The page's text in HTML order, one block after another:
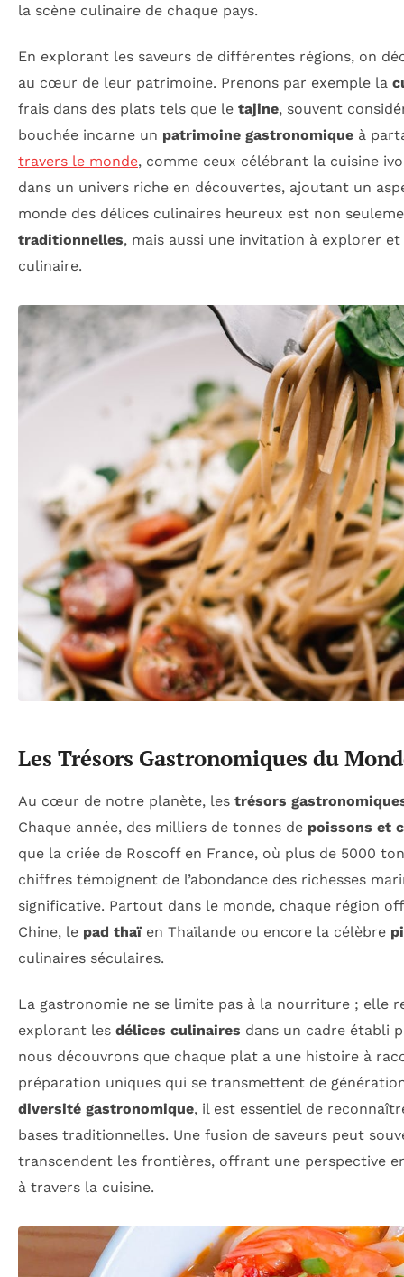
la scène culinaire de chaque pays.
En explorant les saveurs de différentes régions, on
au cœur de leur patrimoine. Prenons par exemple la
frais dans des plats tels que le tajine, souvent
bouchée incarne un patrimoine gastronomique à
travers le monde, comme ceux célébrant la cuisine
dans un univers riche en découvertes, ajoutant un
monde des délices culinaires heureux est non
traditionnelles, mais aussi une invitation à explorer
culinaire.
Les Trésors Gastronomiques du
Au cœur de notre planète, les trésors
Chaque année, des milliers de tonnes de poissons et
que la criée de Roscoff en France, où plus de 5000
chiffres témoignent de l’abondance des richesses
significative. Partout dans le monde, chaque région
Chine, le pad thaï en Thaïlande ou encore la célèbre
culinaires séculaires.
La gastronomie ne se limite pas à la nourriture ; elle
explorant les délices culinaires dans un cadre établi
nous découvrons que chaque plat a une histoire à
préparation uniques qui se transmettent de
diversité gastronomique, il est essentiel de
bases traditionnelles. Une fusion de saveurs peut
transcendent les frontières, offrant une perspective
à travers la cuisine.